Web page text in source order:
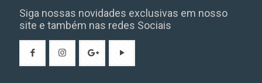
Siga nossas novidades exclusivas em nosso
site e também nas redes Sociais